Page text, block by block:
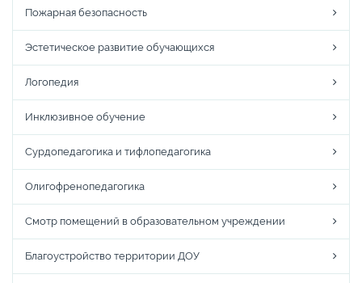
Пожарная безопасность
Эстетическое развитие обучающихся
Логопедия
Инклюзивное обучение
Сурдопедагогика и тифлопедагогика
Олигофренопедагогика
Смотр помещений в образовательном учреждении
Благоустройство территории ДОУ